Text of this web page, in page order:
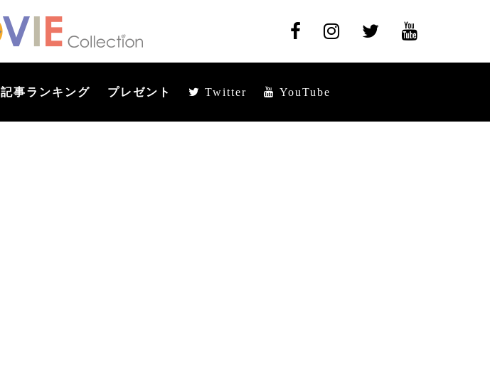
記事ランキング プレゼント Twitter YouTube